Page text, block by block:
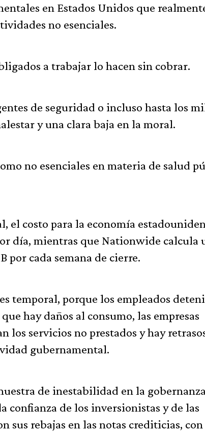
en Estados Unidos que
no esenciales.
a trabajar lo hacen sin cobrar.
de seguridad o incluso hasta los
y una clara baja en la moral.
no esenciales en materia de salud
el costo para la economía
día, mientras que Nationwide calcula
por cada semana de cierre.
temporal, porque los empleados
hay daños al consumo, las empresas
los servicios no prestados y hay
gubernamental.
de inestabilidad en la
confianza de los inversionistas y de las
sus rebajas en las notas crediticias,